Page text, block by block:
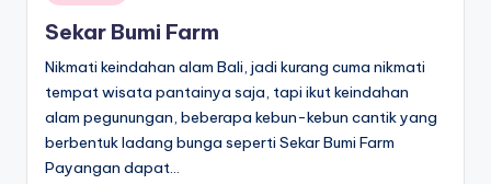
in
Sekar Bumi Farm
Nikmati keindahan alam Bali, jadi kurang cuma nikmati
tempat wisata pantainya saja, tapi ikut keindahan
alam pegunungan, beberapa kebun-kebun cantik yang
berbentuk ladang bunga seperti Sekar Bumi Farm
Payangan dapat…